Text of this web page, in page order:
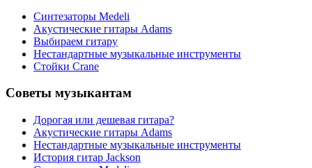
Синтезаторы Мedeli
Акустические гитары Adams
Выбираем гитару
Нестандартные музыкальные инструменты
Стойки Crane
Советы музыкантам
Дорогая или дешевая гитара?
Акустические гитары Adams
Нестандартные музыкальные инструменты
История гитар Jackson